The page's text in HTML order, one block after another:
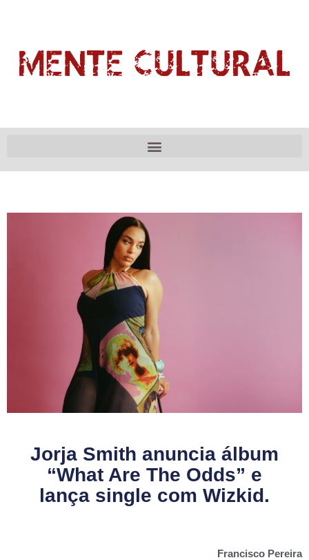
Jorja Smith anuncia álbum
“What Are The Odds” e
lança single com Wizkid.
Francisco Pereira